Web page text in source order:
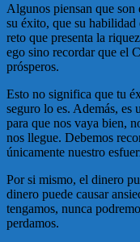
Algunos piensan que son
su éxito, que su
reto que presenta la
ego sino recordar que el
prósperos.
Esto no significa que tu
seguro lo es. Además,
para que nos vaya bien,
nos llegue. Debemos
únicamente nuestro
Por si mismo, el dinero
dinero puede causar
tengamos, nunca
perdamos.